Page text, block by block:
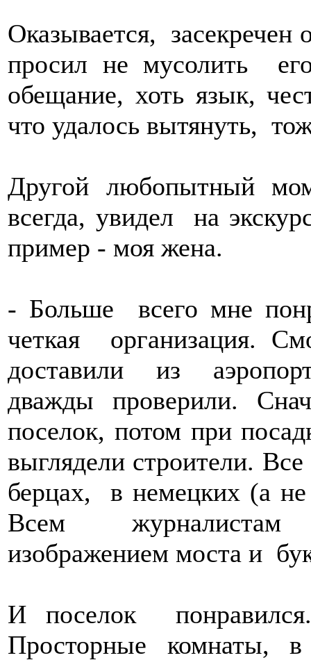
Оказывается, засекречен
просил не мусолить
обещание, хоть язык,
что удалось вытянуть,
Другой любопытный
всегда, увидел на
пример - моя жена.
- Больше всего мне
четкая организация.
доставили из
дважды проверили.
поселок, потом при
выглядели строители.
берцах, в немецких (а
Всем журналистам
изображением моста и
И поселок
Просторные комнаты,